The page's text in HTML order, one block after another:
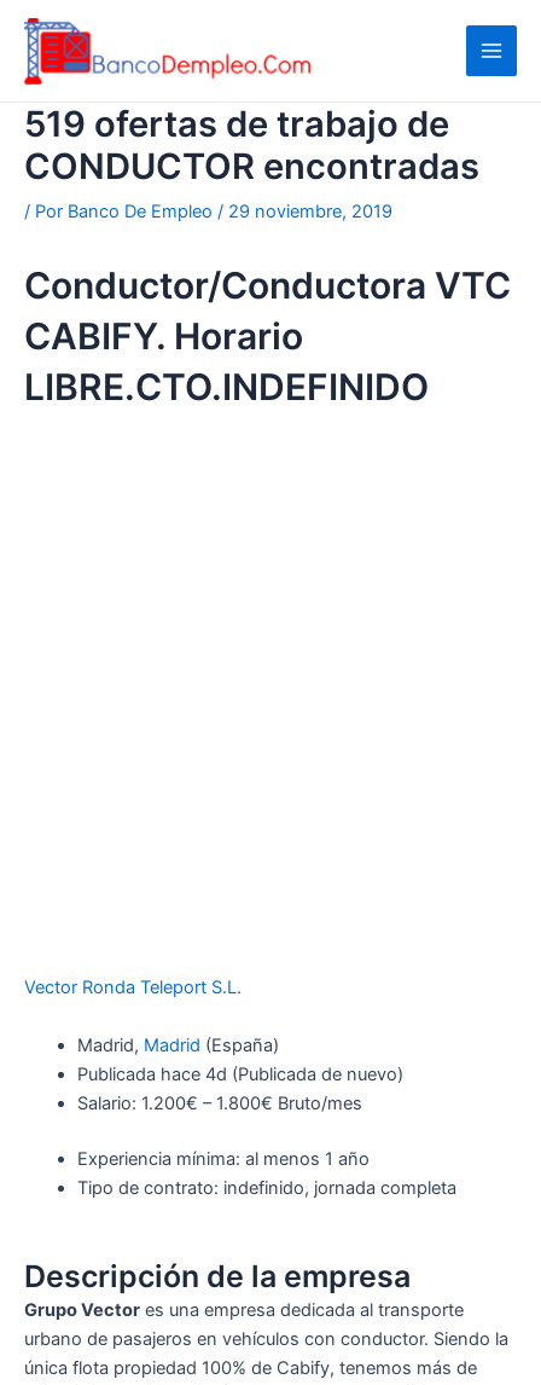
contenido
519 ofertas de trabajo de
CONDUCTOR encontradas
/ Por Banco De Empleo / 29 noviembre, 2019
Conductor/Conductora VTC
CABIFY. Horario
LIBRE.CTO.INDEFINIDO
Vector Ronda Teleport S.L.
Madrid, Madrid (España)
Publicada hace 4d (Publicada de nuevo)
Salario: 1.200€ – 1.800€ Bruto/mes
Experiencia mínima: al menos 1 año
Tipo de contrato: indefinido, jornada completa
Descripción de la empresa
Grupo Vector es una empresa dedicada al transporte
urbano de pasajeros en vehículos con conductor. Siendo la
única flota propiedad 100% de Cabify, tenemos más de